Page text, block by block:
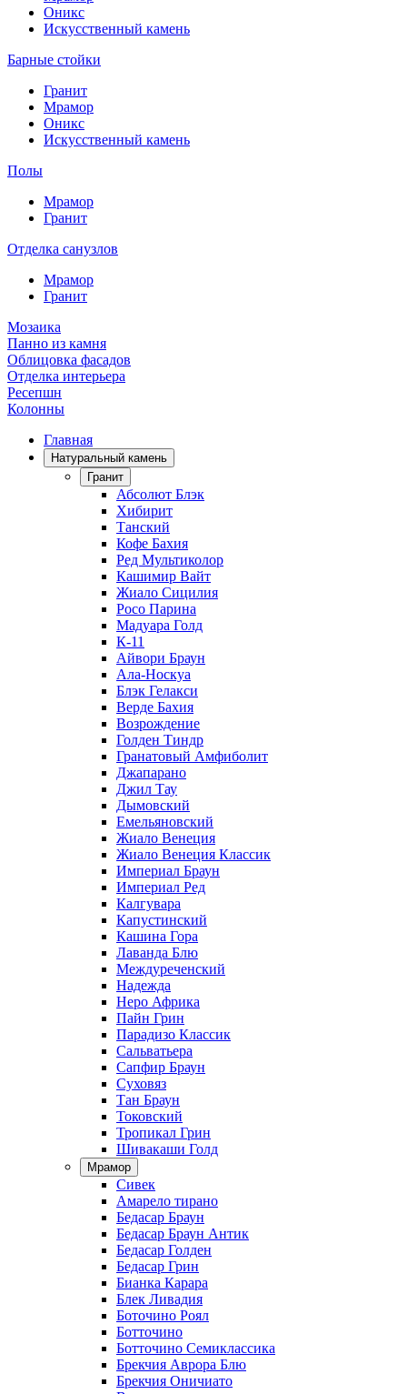
Оникс
Искусственный камень
Барные стойки
Гранит
Мрамор
Оникс
Искусственный камень
Полы
Мрамор
Гранит
Отделка санузлов
Мрамор
Гранит
Мозаика
Панно из камня
Облицовка фасадов
Отделка интерьера
Ресепшн
Колонны
Главная
Натуральный камень
Гранит
Абсолют Блэк
Хибирит
Танский
Кофе Бахия
Ред Мультиколор
Кашимир Вайт
Жиало Сицилия
Росо Парина
Мадуара Голд
К-11
Айвори Браун
Ала-Носкуа
Блэк Гелакси
Верде Бахия
Возрождение
Голден Тиндр
Гранатовый Амфиболит
Джапарано
Джил Тау
Дымовский
Емельяновский
Жиало Венеция
Жиало Венеция Классик
Империал Браун
Империал Ред
Калгувара
Капустинский
Кашина Гора
Лаванда Блю
Междуреченский
Надежда
Неро Африка
Пайн Грин
Парадизо Классик
Сальватьера
Сапфир Браун
Суховяз
Тан Браун
Токовский
Тропикал Грин
Шивакаши Голд
Мрамор
Сивек
Амарело тирано
Бедасар Браун
Бедасар Браун Антик
Бедасар Голден
Бедасар Грин
Бианка Карара
Блек Ливадия
Боточино Роял
Ботточино
Ботточино Семиклассика
Брекчия Аврора Блю
Брекчия Оничиато